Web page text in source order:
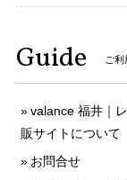
Guide ご利
valance 福井｜
販サイトについて
お問合せ